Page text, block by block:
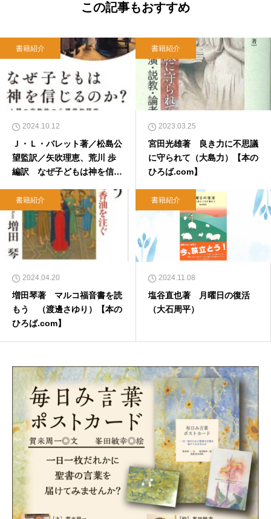
この記事もおすすめ
書籍紹介
2024.10.12
Ｊ・Ｌ・バレット著／松島公
望監訳／矢吹理恵、荒川 歩
編訳 なぜ子どもは神を信じ
ひろば.com】
書籍紹介
2023.03.25
宮田光雄著 良き力に不思議
に守られて（大島力）【本の
ひろば.com】
書籍紹介
2024.04.20
増田琴著 マルコ福音書を読
もう （渡邊さゆり）【本の
ひろば.com】
書籍紹介
2024.11.08
塩谷直也著 月曜日の復活
（大石周平）